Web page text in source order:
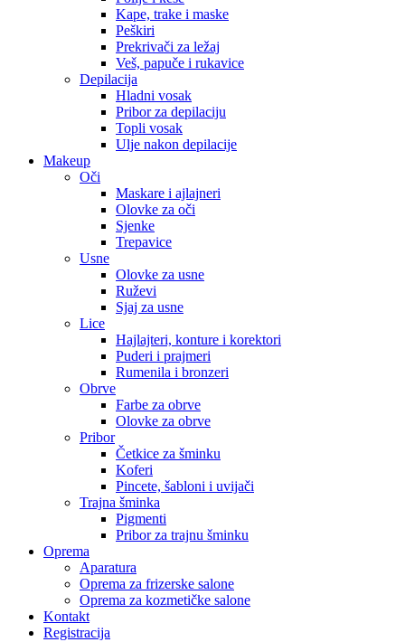
Kape, trake i maske
Peškiri
Prekrivači za ležaj
Veš, papuče i rukavice
Depilacija
Hladni vosak
Pribor za depilaciju
Topli vosak
Ulje nakon depilacije
Makeup
Oči
Maskare i ajlajneri
Olovke za oči
Sjenke
Trepavice
Usne
Olovke za usne
Ruževi
Sjaj za usne
Lice
Hajlajteri, konture i korektori
Puderi i prajmeri
Rumenila i bronzeri
Obrve
Farbe za obrve
Olovke za obrve
Pribor
Četkice za šminku
Koferi
Pincete, šabloni i uvijači
Trajna šminka
Pigmenti
Pribor za trajnu šminku
Oprema
Aparatura
Oprema za frizerske salone
Oprema za kozmetičke salone
Kontakt
Registracija